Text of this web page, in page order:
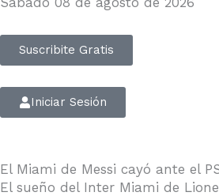
Suscribite Gratis
Iniciar Sesión
El Miami de Messi cayó ante el
El sueño del Inter Miami de